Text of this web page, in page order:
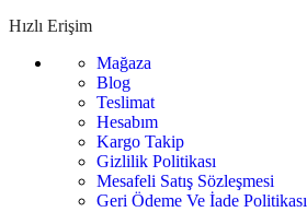
Hızlı Erişim
Mağaza
Blog
Teslimat
Hesabım
Kargo Takip
Gizlilik Politikası
Mesafeli Satış Sözleşmesi
Geri Ödeme Ve İade Politikası